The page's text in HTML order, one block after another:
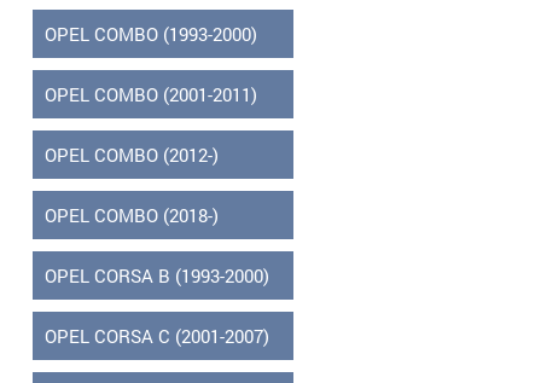
OPEL COMBO (1993-2000)
OPEL COMBO (2001-2011)
OPEL COMBO (2012-)
OPEL COMBO (2018-)
OPEL CORSA B (1993-2000)
OPEL CORSA C (2001-2007)